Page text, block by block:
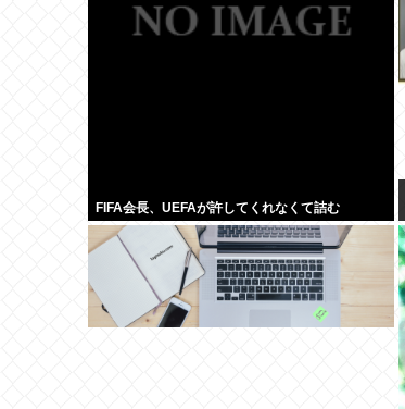
FIFA会長、UEFAが許してくれなくて詰む